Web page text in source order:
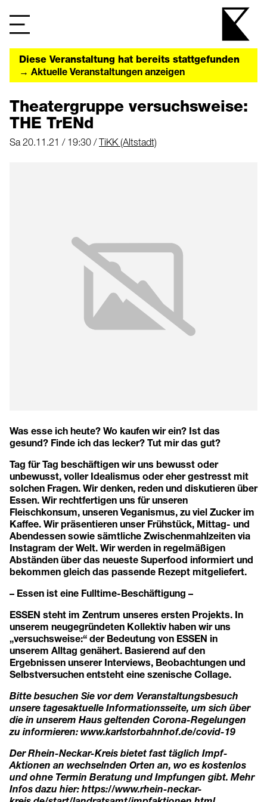
Diese Veranstaltung hat bereits stattgefunden
→ Aktuelle Veranstaltungen anzeigen
Theatergruppe versuchsweise:
THE TrENd
Sa 20.11.21 / 19:30 /TiKK (Altstadt)
Was esse ich heute? Wo kaufen wir ein? Ist das
gesund? Finde ich das lecker? Tut mir das gut?
Tag für Tag beschäftigen wir uns bewusst oder
unbewusst, voller Idealismus oder eher gestresst mit
solchen Fragen. Wir denken, reden und diskutieren über
Essen. Wir rechtfertigen uns für unseren
Fleischkonsum, unseren Veganismus, zu viel Zucker im
Kaffee. Wir präsentieren unser Frühstück, Mittag- und
Abendessen sowie sämtliche Zwischenmahlzeiten via
Instagram der Welt. Wir werden in regelmäßigen
Abständen über das neueste Superfood informiert und
bekommen gleich das passende Rezept mitgeliefert.
– Essen ist eine Fulltime-Beschäftigung –
ESSEN steht im Zentrum unseres ersten Projekts. In
unserem neugegründeten Kollektiv haben wir uns
„versuchsweise:“ der Bedeutung von ESSEN in
unserem Alltag genähert. Basierend auf den
Ergebnissen unserer Interviews, Beobachtungen und
Selbstversuchen entsteht eine szenische Collage.
Bitte besuchen Sie vor dem Veranstaltungsbesuch
unsere tagesaktuelle Informationsseite, um sich über
die in unserem Haus geltenden Corona-Regelungen
zu informieren: www.karlstorbahnhof.de/covid-19
Der Rhein-Neckar-Kreis bietet fast täglich Impf-
Aktionen an wechselnden Orten an, wo es kostenlos
und ohne Termin Beratung und Impfungen gibt. Mehr
Infos dazu hier: https://www.rhein-neckar-